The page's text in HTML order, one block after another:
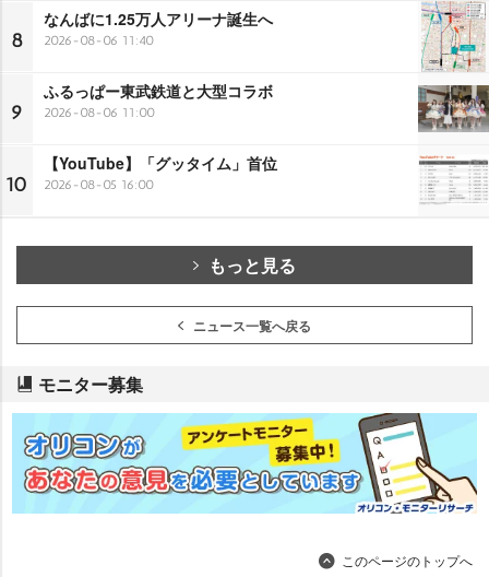
8
なんばに1.25万人アリーナ誕生へ
2026-08-06 11:40
9
ふるっぱー東武鉄道と大型コラボ
2026-08-06 11:00
10
【YouTube】「グッタイム」首位
2026-08-05 16:00
もっと見る
ニュース一覧へ戻る
モニター募集
このページのトップへ